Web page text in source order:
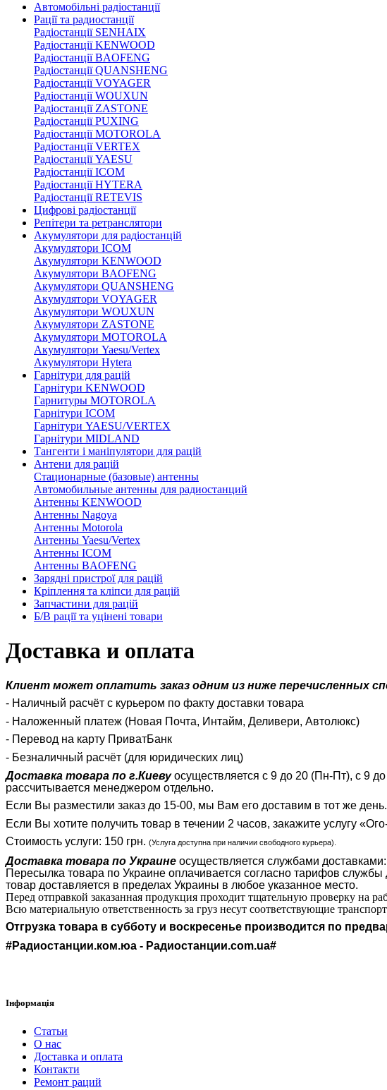
Автомобільні радіостанції
Рації та радиостанції
Радіостанції SENHAIX
Радіостанції KENWOOD
Радіостанції BAOFENG
Радіостанції QUANSHENG
Радіостанції VOYAGER
Радіостанції WOUXUN
Радіостанції ZASTONE
Радіостанції PUXING
Радіостанції MOTOROLA
Радіостанції VERTEX
Радіостанції YAESU
Радіостанції ICOM
Радіостанції HYTERA
Радіостанції RETEVIS
Цифрові радіостанції
Репітери та ретранслятори
Акумулятори для радіостанцій
Акумулятори ICOM
Акумулятори KENWOOD
Акумулятори BAOFENG
Акумулятори QUANSHENG
Акумулятори VOYAGER
Акумулятори WOUXUN
Акумулятори ZASTONE
Акумулятори MOTOROLA
Акумулятори Yaesu/Vertex
Акумулятори Hytera
Гарнітури для рацій
Гарнітури KENWOOD
Гарнитуры MOTOROLA
Гарнітури ICOM
Гарнітури YAESU/VERTEX
Гарнітури MIDLAND
Тангенти і маніпулятори для рацій
Антени для рацій
Стационарные (базовые) антенны
Автомобильные антенны для радиостанций
Антенны KENWOOD
Антенны Nagoya
Антенны Motorola
Антенны Yaesu/Vertex
Антенны ICOM
Антенны BAOFENG
Зарядні пристрої для рацій
Кріплення та кліпси для рацій
Запчастини для рацій
Б/В рації та уцінені товари
Доставка и оплата
Клиент может оплатить заказ одним из ниже перечисленных
- Наличный расчёт с курьером по факту доставки товара
- Наложенный платеж (Новая Почта, Интайм, Деливери, Автолюкс)
- Перевод на карту ПриватБанк
- Безналичный расчёт (для юридических лиц)
Доставка товара по г.Киеву осуществляется с 9 до 20 (Пн-Пт), с 9
рассчитывается менеджером отдельно.
Если Вы разместили заказ до 15-00, мы Вам его доставим в тот же
Если Вы хотите получить товар в течении 2 часов, закажите услугу
Стоимость услуги: 150 грн. (Услуга доступна при наличии свободного курьера).
Доставка товара по Украине осуществляется службами
Пересылка товара по Украине оплачивается согласно тарифов
товар доставляется в пределах Украины в любое указанное место.
Перед отправкой заказанная продукция проходит тщательную проверку на
Всю материальную ответственность за груз несут соответствующие
Отгрузка товара в субботу и воскресенье производится по
#Радиостанции.ком.юа - Радиостанции.com.ua#
Інформація
Статьи
О нас
Доставка и оплата
Контакти
Ремонт раций